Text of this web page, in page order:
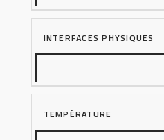
INTERFACES PHYSIQUES
TEMPÉRATURE